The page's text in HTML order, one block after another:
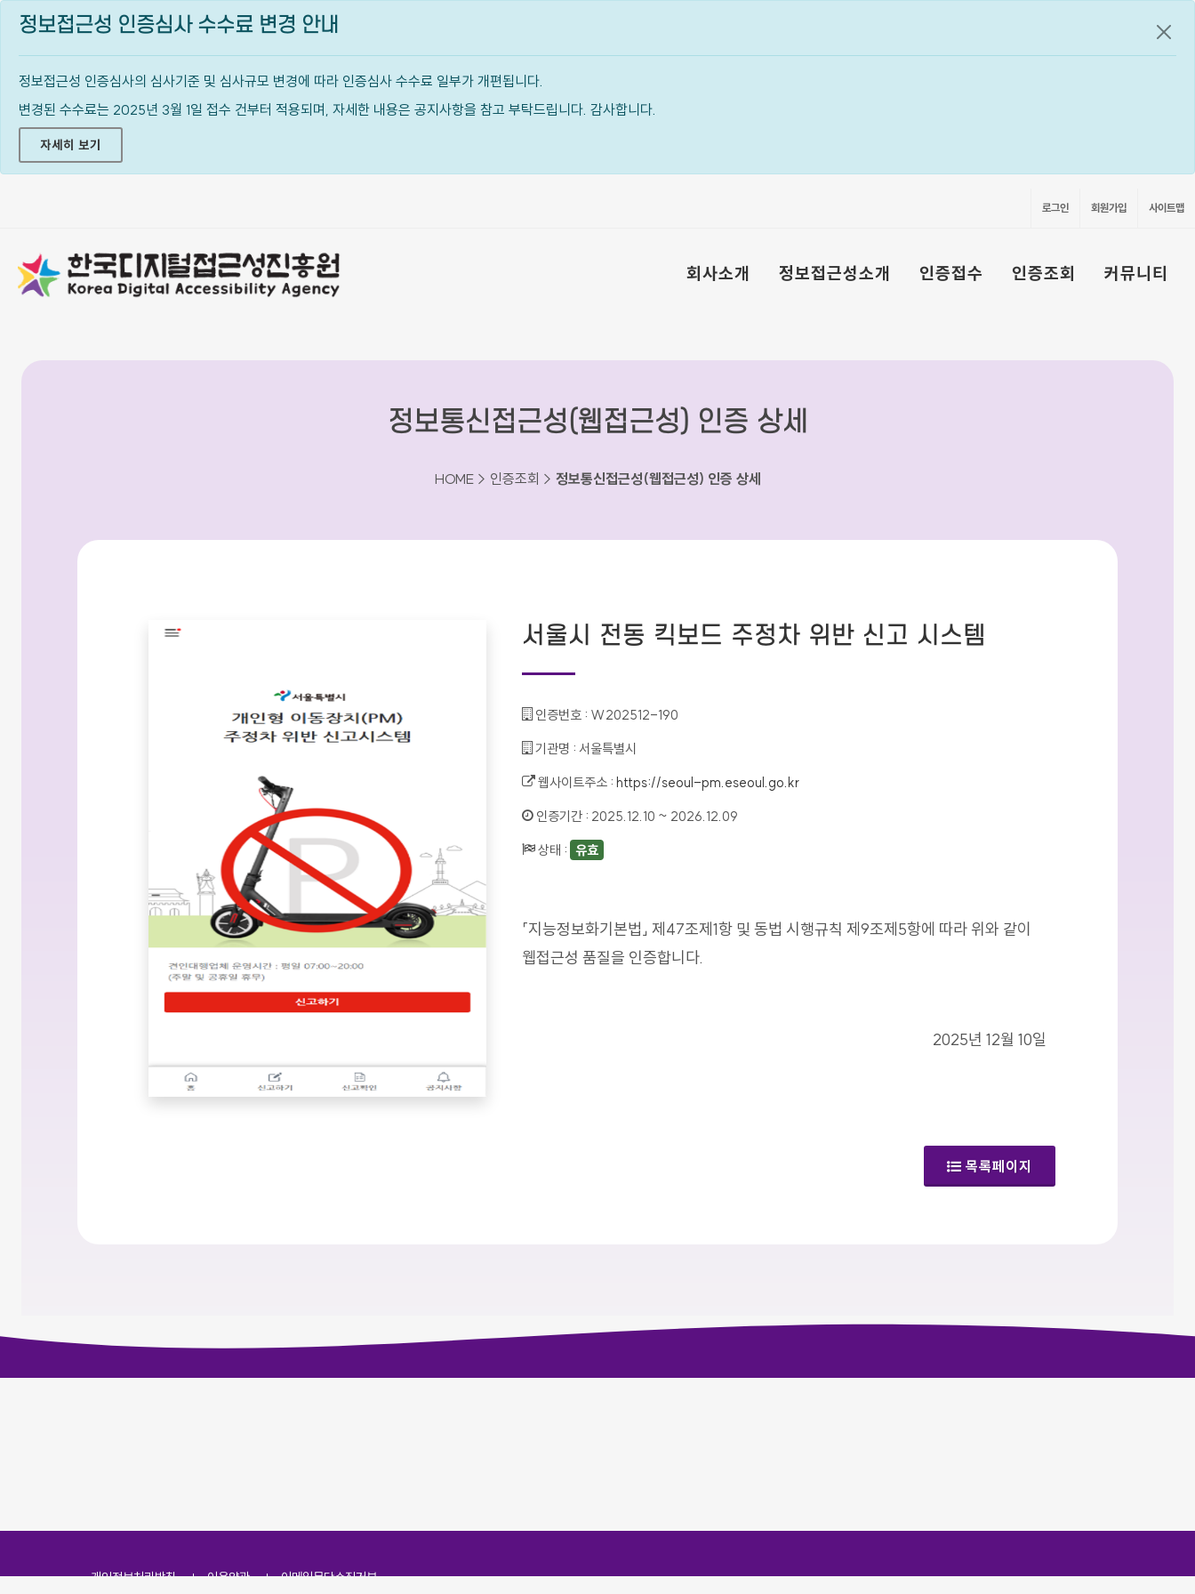
정보접근성 인증심사 수수료 변경 안내
정보접근성 인증심사의 심사기준 및 심사규모 변경에 따라 인증심사 수수료 일부가 개편됩니다.
변경된 수수료는 2025년 3월 1일 접수 건부터 적용되며, 자세한 내용은 공지사항을 참고 부탁드립니다. 감사합니다.
자세히 보기
공지
로그인 회원가입 사이트맵
회사소개 정보접근성소개 인증접수 인증조회 커뮤니티
정보통신접근성(웹접근성) 인증 상세
HOME > 인증조회 > 정보통신접근성(웹접근성) 인증 상세
서울시 전동 킥보드 주정차 위반 신고 시스템
인증번호 : W202512-190
기관명 :서울특별시
웹사이트주소 :https://seoul-pm.eseoul.go.kr
인증기간 : 2025.12.10 ~ 2026.12.09
상태 : 유효
「지능정보화기본법」 제47조제1항 및 동법 시행규칙 제9조제5항에 따라 위와 같이
웹접근성 품질을 인증합니다.
2025년 12월 10일
목록페이지
개인정보처리방침 이용약관 이메일무단수집거부